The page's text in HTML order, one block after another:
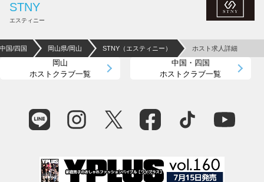
STNY
エスティニー
中国/四国 岡山県/岡山 STNY（エスティニー） ホスト求人詳細
岡山
ホストクラブ一覧
中国・四国
ホストクラブ一覧